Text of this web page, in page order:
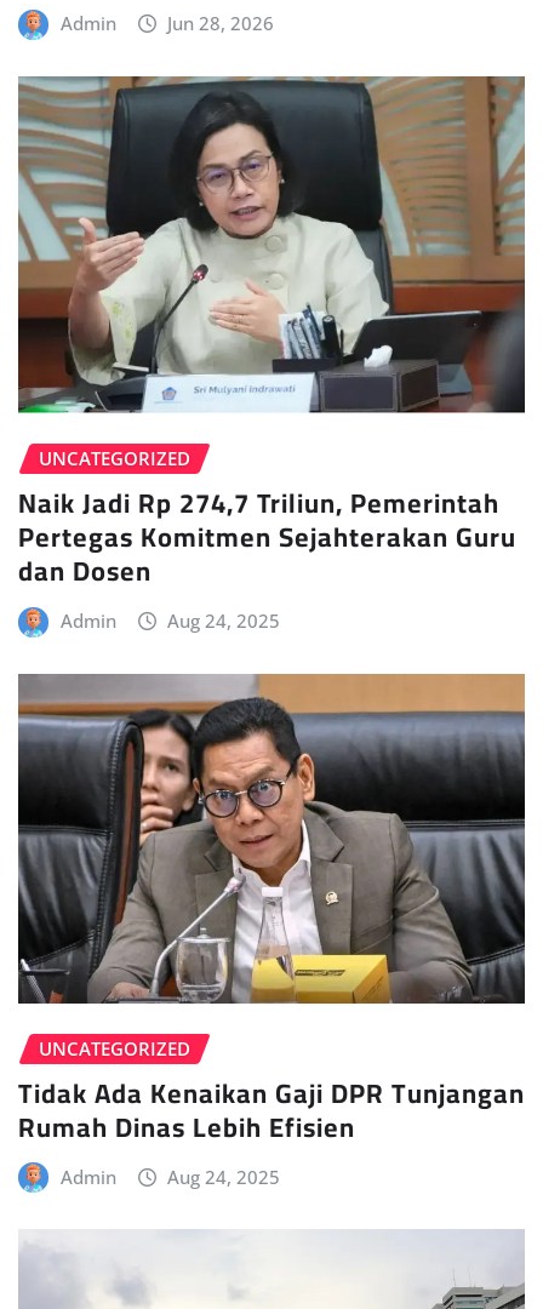
Admin Jun 28, 2026
UNCATEGORIZED
Naik Jadi Rp 274,7 Triliun, Pemerintah
Pertegas Komitmen Sejahterakan Guru
dan Dosen
Admin Aug 24, 2025
UNCATEGORIZED
Tidak Ada Kenaikan Gaji DPR Tunjangan
Rumah Dinas Lebih Efisien
Admin Aug 24, 2025